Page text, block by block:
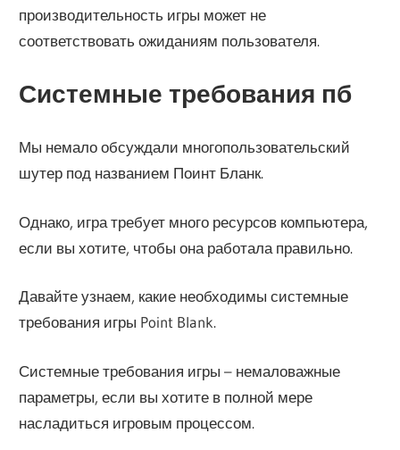
производительность игры может не
соответствовать ожиданиям пользователя.
Системные требования пб
Мы немало обсуждали многопользовательский
шутер под названием Поинт Бланк.
Однако, игра требует много ресурсов компьютера,
если вы хотите, чтобы она работала правильно.
Давайте узнаем, какие необходимы системные
требования игры Point Blank.
Системные требования игры – немаловажные
параметры, если вы хотите в полной мере
насладиться игровым процессом.